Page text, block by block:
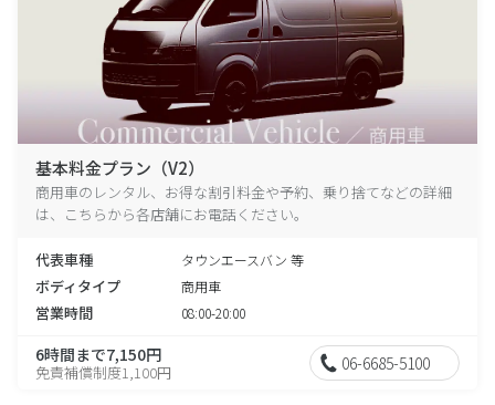
基本料金プラン（V2）
商用車のレンタル、お得な割引料金や予約、乗り捨てなどの詳細
は、こちらから各店舗にお電話ください。
代表車種 タウンエースバン 等
ボディタイプ 商用車
営業時間 08:00-20:00
6時間まで7,150円
免責補償制度1,100円 06-6685-5100